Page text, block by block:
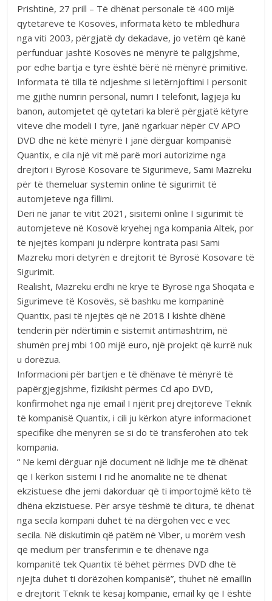
Prishtinë, 27 prill – Të dhënat personale të 400 mijë
qytetarëve të Kosovës, informata këto të mbledhura
nga viti 2003, përgjatë dy dekadave, jo vetëm që kanë
përfunduar jashtë Kosovës në mënyrë të paligjshme,
por edhe bartja e tyre është bërë në mënyrë primitive.
Informata të tilla të ndjeshme si letërnjoftimi I personit
me gjithë numrin personal, numri I telefonit, lagjeja ku
banon, automjetet që qytetari ka blerë përgjatë këtyre
viteve dhe modeli I tyre, janë ngarkuar nëpër CV APO
DVD dhe në këtë mënyrë I janë dërguar kompanisë
Quantix, e cila një vit më parë mori autorizime nga
drejtori i Byrosë Kosovare të Sigurimeve, Sami Mazreku
për të themeluar systemin online të sigurimit të
automjeteve nga fillimi.
Deri në janar të vitit 2021, sisitemi online I sigurimit të
automjeteve në Kosovë kryehej nga kompania Altek, por
të njejtës kompani ju ndërpre kontrata pasi Sami
Mazreku mori detyrën e drejtorit të Byrosë Kosovare të
Sigurimit.
Realisht, Mazreku erdhi në krye të Byrosë nga Shoqata e
Sigurimeve të Kosovës, së bashku me kompaninë
Quantix, pasi të njejtës që në 2018 I kishtë dhënë
tenderin për ndërtimin e sistemit antimashtrim, në
shumën prej mbi 100 mijë euro, një projekt që kurrë nuk
u dorëzua.
Informacioni për bartjen e të dhënave të mënyrë të
papërgjegjshme, fizikisht përmes Cd apo DVD,
konfirmohet nga një email I njërit prej drejtorëve Teknik
të kompanisë Quantix, i cili ju kërkon atyre informacionet
specifike dhe mënyrën se si do të transferohen ato tek
kompania.
“ Ne kemi dërguar një document në lidhje me të dhënat
që I kërkon sistemi I rid he anomalitë në të dhënat
ekzistuese dhe jemi dakorduar që ti importojmë këto të
dhëna ekzistuese. Për arsye tëshmë të ditura, të dhënat
nga secila kompani duhet të na dërgohen vec e vec
secila. Në diskutimin që patëm në Viber, u morëm vesh
që medium për transferimin e të dhënave nga
kompanitë tek Quantix të bëhet përmes DVD dhe të
njejta duhet ti dorëzohen kompanisë”, thuhet në emaillin
e drejtorit Teknik të kësaj kompanie, email ky që I është